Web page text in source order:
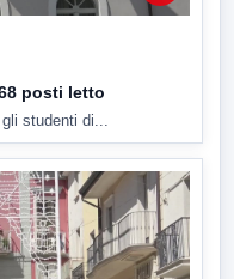
posti letto
studenti di...